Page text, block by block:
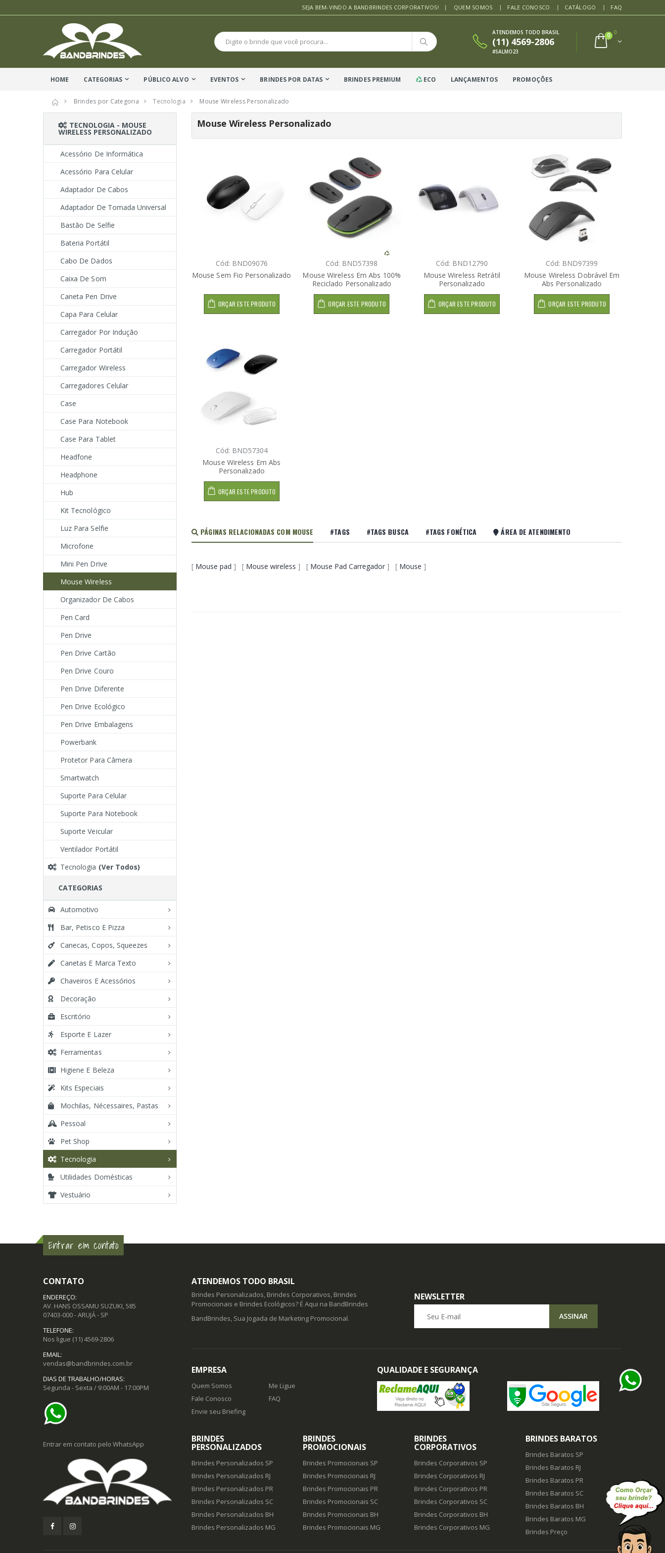
SEJA BEM-VINDO A BANDBRINDES CORPORATIVOS! QUEM SOMOS FALE CONOSCO CATÁLOGO FAQ
ATENDEMOS TODO BRASIL
(11) 4569-2806
#SALMO23
0
0
HOME CATEGORIAS PÚBLICO ALVO EVENTOS BRINDES POR DATAS BRINDES PREMIUM ECO LANÇAMENTOS PROMOÇÕES
Brindes por Categoria Tecnologia Mouse Wireless Personalizado
Mouse Wireless Personalizado
Cód: BND09076
Mouse Sem Fio Personalizado
ORÇAR ESTE PRODUTO
Cód: BND57398
Mouse Wireless Em Abs 100%
Reciclado Personalizado
ORÇAR ESTE PRODUTO
Cód: BND12790
Mouse Wireless Retrátil
Personalizado
ORÇAR ESTE PRODUTO
Cód: BND97399
Mouse Wireless Dobrável Em
Abs Personalizado
ORÇAR ESTE PRODUTO
Cód: BND57304
Mouse Wireless Em Abs
Personalizado
ORÇAR ESTE PRODUTO
PÁGINAS RELACIONADAS COM MOUSE #TAGS #TAGS BUSCA #TAGS FONÉTICA ÁREA DE ATENDIMENTO
[ Mouse pad ] [ Mouse wireless ] [ Mouse Pad Carregador ] [ Mouse ]
TECNOLOGIA - MOUSE
WIRELESS PERSONALIZADO
Acessório De Informática
Acessório Para Celular
Adaptador De Cabos
Adaptador De Tomada Universal
Bastão De Selfie
Bateria Portátil
Cabo De Dados
Caixa De Som
Caneta Pen Drive
Capa Para Celular
Carregador Por Indução
Carregador Portátil
Carregador Wireless
Carregadores Celular
Case
Case Para Notebook
Case Para Tablet
Headfone
Headphone
Hub
Kit Tecnológico
Luz Para Selfie
Microfone
Mini Pen Drive
Mouse Wireless
Organizador De Cabos
Pen Card
Pen Drive
Pen Drive Cartão
Pen Drive Couro
Pen Drive Diferente
Pen Drive Ecológico
Pen Drive Embalagens
Powerbank
Protetor Para Câmera
Smartwatch
Suporte Para Celular
Suporte Para Notebook
Suporte Veicular
Ventilador Portátil
Tecnologia (Ver Todos)
CATEGORIAS
Automotivo
Bar, Petisco E Pizza
Canecas, Copos, Squeezes
Canetas E Marca Texto
Chaveiros E Acessórios
Decoração
Escritório
Esporte E Lazer
Ferramentas
Higiene E Beleza
Kits Especiais
Mochilas, Nécessaires, Pastas
Pessoal
Pet Shop
Tecnologia
Utilidades Domésticas
Vestuário
Entrar em contato
CONTATO
ENDEREÇO:
AV. HANS OSSAMU SUZUKI, 585
07403-000 - ARUJÁ - SP
TELEFONE:
Nos ligue (11) 4569-2806
EMAIL:
vendas@bandbrindes.com.br
DIAS DE TRABALHO/HORAS:
Segunda - Sexta / 9:00AM - 17:00PM
Entrar em contato pelo WhatsApp
ATENDEMOS TODO BRASIL
Brindes Personalizados, Brindes Corporativos, Brindes
Promocionais e Brindes Ecológicos? É Aqui na BandBrindes
BandBrindes, Sua Jogada de Marketing Promocional.
NEWSLETTER
ASSINAR
EMPRESA
Quem Somos
Fale Conosco
Envie seu Briefing
Me Ligue
FAQ
QUALIDADE E SEGURANÇA
BRINDES
PERSONALIZADOS
Brindes Personalizados SP
Brindes Personalizados RJ
Brindes Personalizados PR
Brindes Personalizados SC
Brindes Personalizados BH
Brindes Personalizados MG
BRINDES
PROMOCIONAIS
Brindes Promocionais SP
Brindes Promocionais RJ
Brindes Promocionais PR
Brindes Promocionais SC
Brindes Promocionais BH
Brindes Promocionais MG
BRINDES
CORPORATIVOS
Brindes Corporativos SP
Brindes Corporativos RJ
Brindes Corporativos PR
Brindes Corporativos SC
Brindes Corporativos BH
Brindes Corporativos MG
BRINDES BARATOS
Brindes Baratos SP
Brindes Baratos RJ
Brindes Baratos PR
Brindes Baratos SC
Brindes Baratos BH
Brindes Baratos MG
Brindes Preço